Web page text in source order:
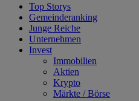
Top Storys
Gemeinderanking
Junge Reiche
Unternehmen
Invest
Immobilien
Aktien
Krypto
Märkte / Börse